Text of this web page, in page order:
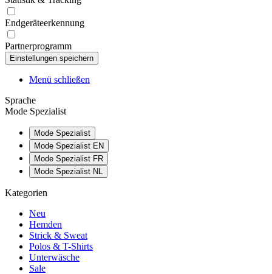
Endgeräteerkennung
Partnerprogramm
Menü schließen
Sprache
Mode Spezialist
Mode Spezialist
Mode Spezialist EN
Mode Spezialist FR
Mode Spezialist NL
Kategorien
Neu
Hemden
Strick & Sweat
Polos & T-Shirts
Unterwäsche
Sale